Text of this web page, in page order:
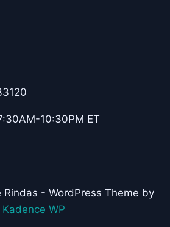
10:30PM ET
- WordPress Theme by
Kadence WP